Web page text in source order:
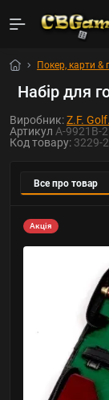
Покер, карти &
Набір для
Виробник:Z.F.
Артикул A-9921B-2
Код товару: 3229-
Все про товар
Акція